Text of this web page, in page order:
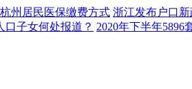
杭州居民医保缴费方式 浙江发布户口
口子女何处报道？ 2020年下半年5896